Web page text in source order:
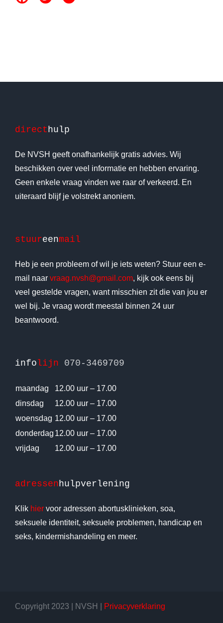
directhulp
De NVSH geeft onafhankelijk gratis advies. Wij
beschikken over veel informatie en hebben ervaring.
Geen enkele vraag vinden we raar of verkeerd. En
uiteraard blijf je volstrekt anoniem.
stuureenmail
Heb je een probleem of wil je iets weten? Stuur een e-
mail naar vraag.nvsh@gmail.com, kijk ook eens bij
veel gestelde vragen, want misschien zit die van jou er
wel bij. Je vraag wordt meestal binnen 24 uur
beantwoord.
infolijn 070-3469709
maandag
12.00 uur – 17.00
dinsdag
12.00 uur – 17.00
woensdag 12.00 uur – 17.00
donderdag 12.00 uur – 17.00
vrijdag
12.00 uur – 17.00
adressen hulpverlening
Klik hiervoor adressen abortusklinieken, soa,
seksuele identiteit, seksuele problemen, handicap en
seks, kindermishandeling en meer.
Copyright 2023 | NVSH | Privacyverklaring